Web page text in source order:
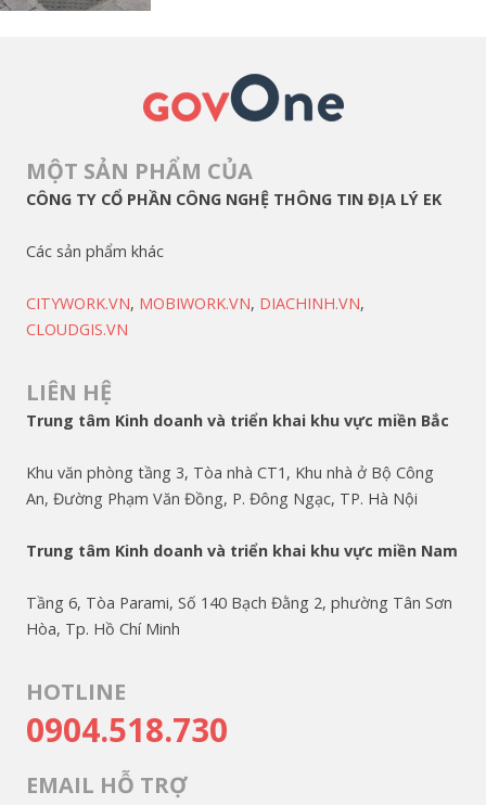
MỘT SẢN PHẨM CỦA
CÔNG TY CỔ PHẦN CÔNG NGHỆ THÔNG TIN ĐỊA LÝ EK
Các sản phẩm khác
CITYWORK.VN, MOBIWORK.VN, DIACHINH.VN,
CLOUDGIS.VN
LIÊN HỆ
Trung tâm Kinh doanh và triển khai khu vực miền Bắc
Khu văn phòng tầng 3, Tòa nhà CT1, Khu nhà ở Bộ Công
An, Đường Phạm Văn Đồng, P. Đông Ngạc, TP. Hà Nội
Trung tâm Kinh doanh và triển khai khu vực miền Nam
Tầng 6, Tòa Parami, Số 140 Bạch Đằng 2, phường Tân Sơn
Hòa, Tp. Hồ Chí Minh
HOTLINE
0904.518.730
EMAIL HỖ TRỢ